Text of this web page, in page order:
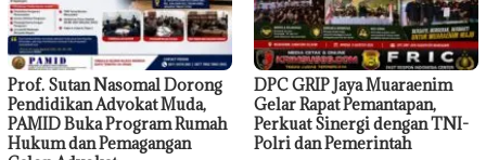
Prof. Sutan Nasomal Dorong
Pendidikan Advokat Muda,
PAMID Buka Program Rumah
Hukum dan Pemagangan
DPC GRIP Jaya Muaraenim
Gelar Rapat Pemantapan,
Perkuat Sinergi dengan TNI-
Polri dan Pemerintah